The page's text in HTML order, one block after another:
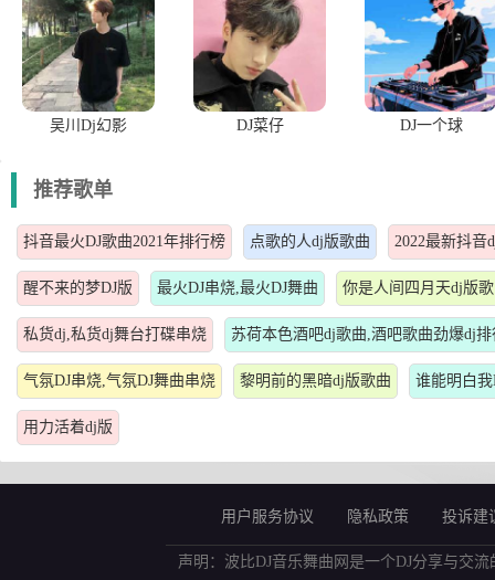
吴川Dj幻影 DJ菜仔 DJ一个球
推荐歌单
抖音最火DJ歌曲2021年排行榜 点歌的人dj版歌曲 2022最新抖音
醒不来的梦DJ版 最火DJ串烧,最火DJ舞曲 你是人间四月天dj版
私货dj,私货dj舞台打碟串烧 苏荷本色酒吧dj歌曲,酒吧歌曲劲爆dj排
气氛DJ串烧,气氛DJ舞曲串烧 黎明前的黑暗dj版歌曲 谁能明白我
用力活着dj版
用户服务协议 隐私政策 投诉建
声明：波比DJ音乐舞曲网是一个DJ分享与交